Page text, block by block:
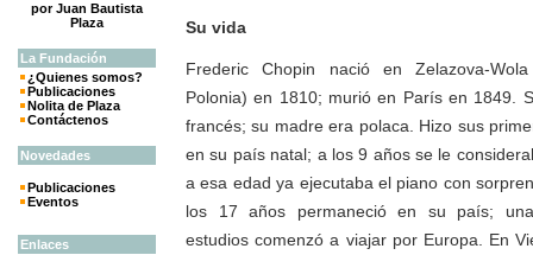
por Juan Bautista
Plaza
La Fundación
¿Quienes somos?
Publicaciones
Nolita de Plaza
Contáctenos
Novedades
Publicaciones
Eventos
Enlaces
Su vida
Frederic Chopin nació enZelazova-Wola
Polonia) en 1810; murió en París en 1849.
francés; su madre era polaca. Hizo sus
en su país natal; a los 9 años se le
a esa edad ya ejecutaba el piano con
los 17 años permaneció en su país;
estudios comenzó a viajar por Europa. En